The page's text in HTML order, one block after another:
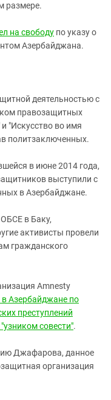
размере.
на свободу по указу о
Азербайджана.
деятельностью с
правозащитных
"Искусство во имя
политзаключенных.
в июне 2014 года,
выступили с
в Азербайджане.
в Баку,
активисты провели
гражданского
Amnesty
в Азербайджане по
преступлений
совести".
Джафарова, данное
организация